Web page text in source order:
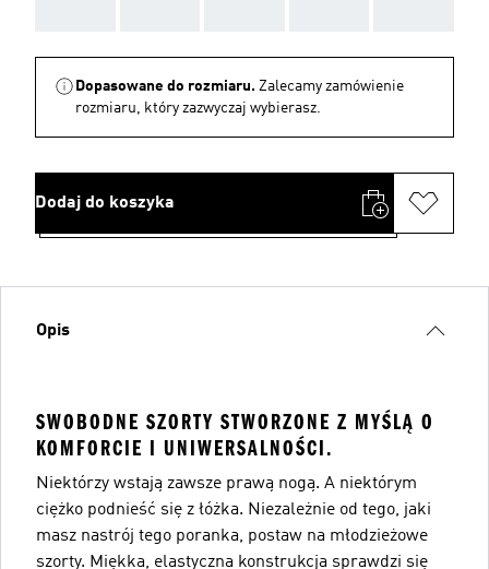
Dopasowane do rozmiaru. Zalecamy zamówienie
rozmiaru, który zazwyczaj wybierasz.
Dodaj do koszyka
Opis
SWOBODNE SZORTY STWORZONE Z MYŚLĄ O
KOMFORCIE I UNIWERSALNOŚCI.
Niektórzy wstają zawsze prawą nogą. A niektórym
ciężko podnieść się z łóżka. Niezależnie od tego, jaki
masz nastrój tego poranka, postaw na młodzieżowe
szorty. Miękka, elastyczna konstrukcja sprawdzi się